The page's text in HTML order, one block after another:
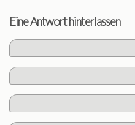
Eine Antwort hinterlassen